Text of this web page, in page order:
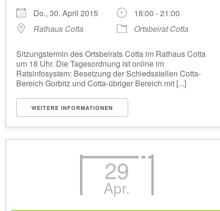
Do., 30. April 2015
18:00 - 21:00
Rathaus Cotta
Ortsbeirat Cotta
Sitzungstermin des Ortsbeirats Cotta im Rathaus Cotta
um 18 Uhr. Die Tagesordnung ist online im
Ratsinfosystem: Besetzung der Schiedsstellen Cotta-
Bereich Gorbitz und Cotta-übriger Bereich mit [...]
WEITERE INFORMATIONEN
29
Apr.